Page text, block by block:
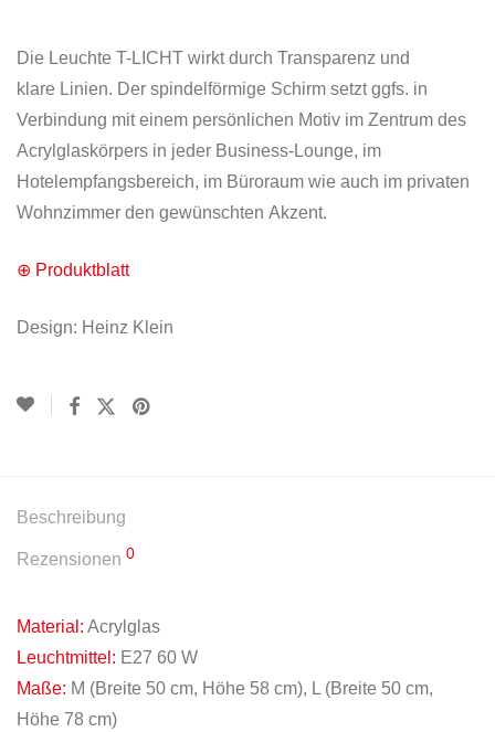
Die Leuchte T-LICHT wirkt durch Transparenz und
klare Linien. Der spindelförmige Schirm setzt ggfs. in
Verbindung mit einem persönlichen Motiv im Zentrum des
Acrylglaskörpers in jeder Business-Lounge, im
Hotelempfangsbereich, im Büroraum wie auch im privaten
Wohnzimmer den gewünschten Akzent.
⊕ Produktblatt
Design: Heinz Klein
Beschreibung
Rezensionen 0
Material: Acrylglas
Leuchtmittel: E27 60 W
Maße: M (Breite 50 cm, Höhe 58 cm), L (Breite 50 cm,
Höhe 78 cm)